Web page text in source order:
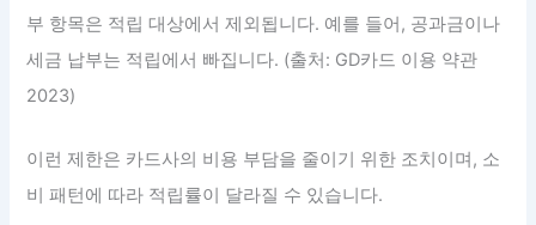
부 항목은 적립 대상에서 제외됩니다. 예를 들어, 공과금이나
세금 납부는 적립에서 빠집니다. (출처: GD카드 이용 약관
2023)
이런 제한은 카드사의 비용 부담을 줄이기 위한 조치이며, 소
비 패턴에 따라 적립률이 달라질 수 있습니다.